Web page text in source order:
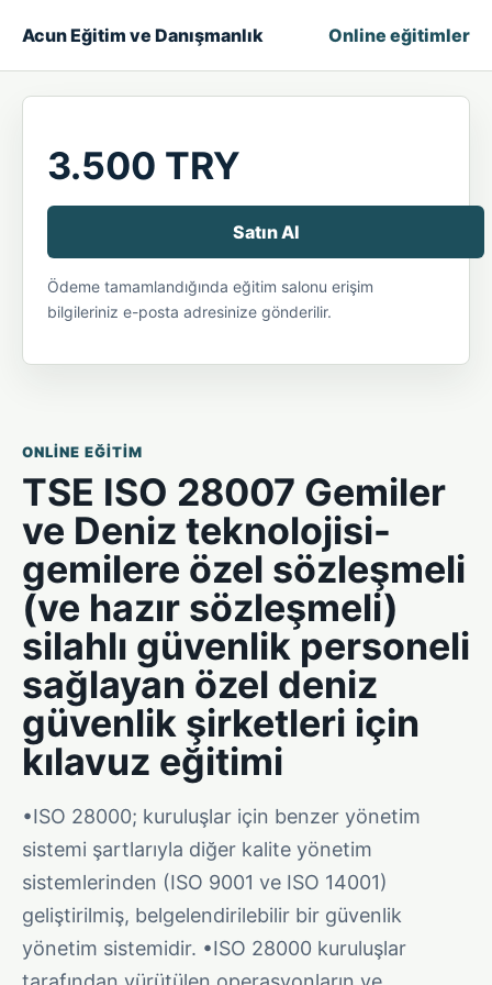
Acun Eğitim ve Danışmanlık Online eğitimler
ONLINE EĞITIM
TSE ISO 28007 Gemiler
ve Deniz teknolojisi-
gemilere özel sözleşmeli
(ve hazır sözleşmeli)
silahlı güvenlik personeli
sağlayan özel deniz
güvenlik şirketleri için
kılavuz eğitimi
•ISO 28000; kuruluşlar için benzer yönetim
sistemi şartlarıyla diğer kalite yönetim
sistemlerinden (ISO 9001 ve ISO 14001)
geliştirilmiş, belgelendirilebilir bir güvenlik
yönetim sistemidir. •ISO 28000 kuruluşlar
3.500 TRY
Satın Al
Ödeme tamamlandığında eğitim salonu erişim
bilgileriniz e-posta adresinize gönderilir.